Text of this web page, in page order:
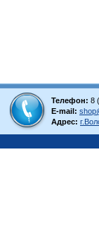
Телефон: 8
E-mail:
Адрес: